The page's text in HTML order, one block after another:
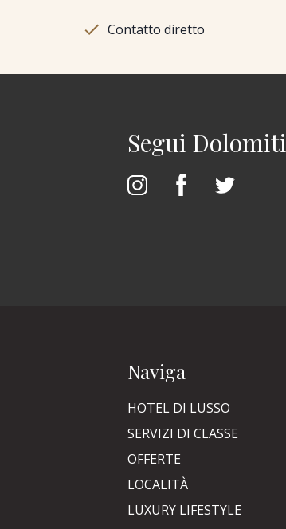
Contatto diretto
Segui
Naviga
HOTEL DI LUSSO
SERVIZI DI CLASSE
OFFERTE
LOCALITÀ
LUXURY LIFESTYLE